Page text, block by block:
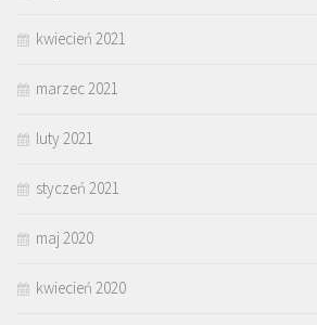
kwiecień 2021
marzec 2021
luty 2021
styczeń 2021
maj 2020
kwiecień 2020